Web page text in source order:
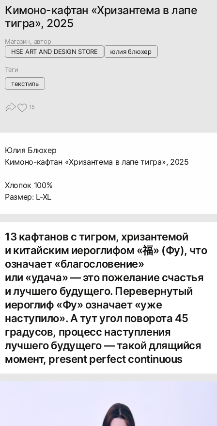
Кимоно-кафтан «Хризантема в лапе
тигра», 2025
Магазин, автор
HSE ART AND DESIGN STORE
юлия блюхер
Теги
текстиль
15
Юлия Блюхер
Кимоно-кафтан «Хризантема в лапе тигра», 2025
Хлопок 100%
Размер: L-XL
13 кафтанов с тигром, хризантемой
и китайским иероглифом «福» (Фу), что
означает «благословение»
или «удача» — это пожелание счастья
и лучшего будущего. Перевернутый
иероглиф «Фу» означает «уже
наступило». А тут угол поворота 45
градусов, процесс наступления
лучшего будущего — такой длящийся
момент, present perfect continuous